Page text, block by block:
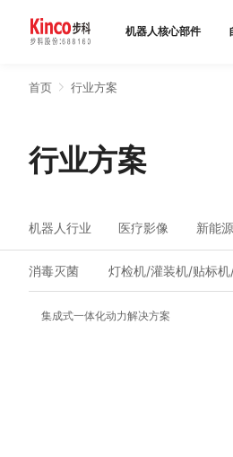
机器人核心部件
行业方案
首页 行业方案
行业方案
机器人行业 医疗影像 新能源
消毒灭菌 灯检机/灌装机/贴标
集成式一体化动力解决方案